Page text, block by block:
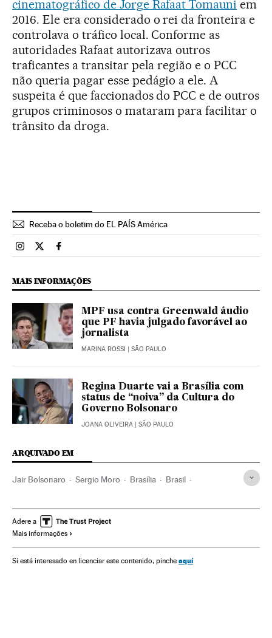
cinematográfico de Jorge Rafaat Tomauni em
2016. Ele era considerado o rei da fronteira e
controlava o tráfico local. Conforme as
autoridades Rafaat autorizava outros
traficantes a transitar pela região e o PCC
não queria pagar esse pedágio a ele. A
suspeita é que faccionados do PCC e de outros
grupos criminosos o mataram para facilitar o
trânsito da droga.
Receba o boletim do EL PAÍS América
Brasil El País Brasil en Instagram
Brasil El País Brasil en Twitter
Brasil El País Brasil en Facebook
MAIS INFORMAÇÕES
MPF usa contra Greenwald áudio
que PF havia julgado favorável ao
jornalista
MARINA ROSSI | SÃO PAULO
Regina Duarte vai a Brasília com
status de “noiva” da Cultura do
Governo Bolsonaro
JOANA OLIVEIRA | SÃO PAULO
ARQUIVADO EM
Jair Bolsonaro Sergio Moro Brasília Brasil
Política penitenciária Prisões
Adere a
Mais informações
Si está interesado en licenciar este contenido, pinche aquí